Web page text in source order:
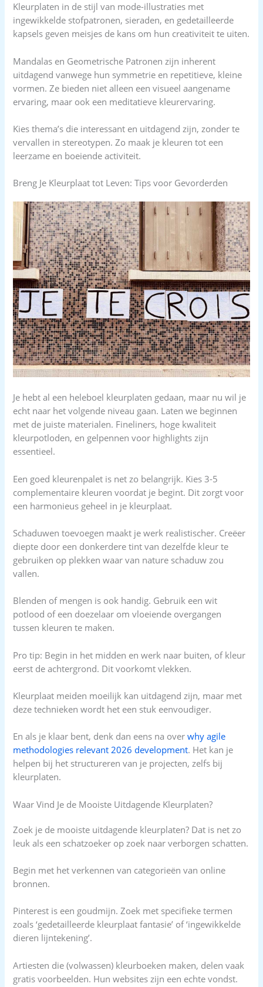
Kleurplaten in de stijl van mode-illustraties met
ingewikkelde stofpatronen, sieraden, en gedetailleerde
kapsels geven meisjes de kans om hun creativiteit te uiten.
Mandalas en Geometrische Patronen zijn inherent
uitdagend vanwege hun symmetrie en repetitieve, kleine
vormen. Ze bieden niet alleen een visueel aangename
ervaring, maar ook een meditatieve kleurervaring.
Kies thema’s die interessant en uitdagend zijn, zonder te
vervallen in stereotypen. Zo maak je kleuren tot een
leerzame en boeiende activiteit.
Breng Je Kleurplaat tot Leven: Tips voor Gevorderden
Je hebt al een heleboel kleurplaten gedaan, maar nu wil je
echt naar het volgende niveau gaan. Laten we beginnen
met de juiste materialen. Fineliners, hoge kwaliteit
kleurpotloden, en gelpennen voor highlights zijn
essentieel.
Een goed kleurenpalet is net zo belangrijk. Kies 3-5
complementaire kleuren voordat je begint. Dit zorgt voor
een harmonieus geheel in je kleurplaat.
Schaduwen toevoegen maakt je werk realistischer. Creëer
diepte door een donkerdere tint van dezelfde kleur te
gebruiken op plekken waar van nature schaduw zou
vallen.
Blenden of mengen is ook handig. Gebruik een wit
potlood of een doezelaar om vloeiende overgangen
tussen kleuren te maken.
Pro tip: Begin in het midden en werk naar buiten, of kleur
eerst de achtergrond. Dit voorkomt vlekken.
Kleurplaat meiden moeilijk kan uitdagend zijn, maar met
deze technieken wordt het een stuk eenvoudiger.
En als je klaar bent, denk dan eens na overwhy agile
methodologies relevant 2026 development. Het kan je
helpen bij het structureren van je projecten, zelfs bij
kleurplaten.
Waar Vind Je de Mooiste Uitdagende Kleurplaten?
Zoek je de mooiste uitdagende kleurplaten? Dat is net zo
leuk als een schatzoeker op zoek naar verborgen schatten.
Begin met het verkennen van categorieën van online
bronnen.
Pinterest is een goudmijn. Zoek met specifieke termen
zoals ‘gedetailleerde kleurplaat fantasie’ of ‘ingewikkelde
dieren lijntekening’.
Artiesten die (volwassen) kleurboeken maken, delen vaak
gratis voorbeelden. Hun websites zijn een echte vondst.